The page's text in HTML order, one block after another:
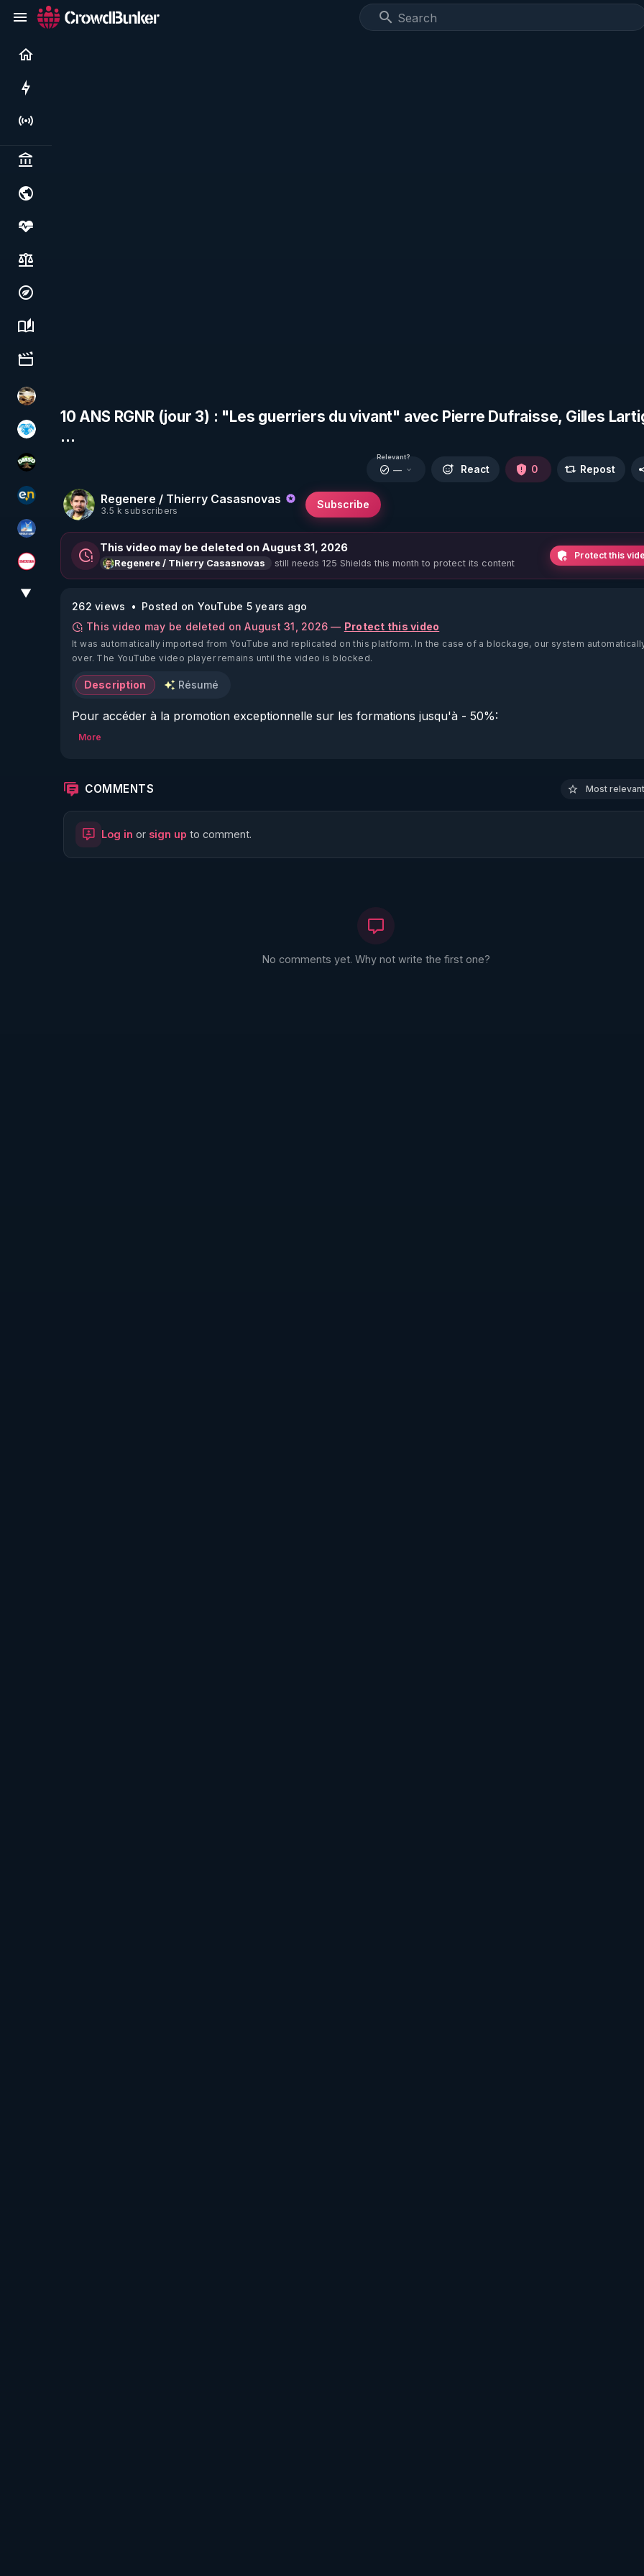
Live
Politics & institutions
Society, justice & freedoms
Economy, environment & technology
Science, history & spirituality
Culture, media & entertainment
patatrak
A.D.N.M
DMSO pour TOUS
essentiel.news
PAROLE LIBRE
Magazine Nexus
▼
10 ANS RGNR (jour 3) : "Les guerriers du vivant" avec Pierre Dufraisse, Gilles
...
Regenere / Thierry Casasnovas
3.5 k subscribers
Subscribe
Relevant?
— React 0 Repost
This video may be deleted on August 31, 2026
Regenere / Thierry Casasnovas still needs 125 Shields this month to protect its content
Protect this
262 views
Posted on YouTube 5 years ago
This video may be deleted on August 31, 2026 — Protect this video
It was automatically imported from YouTube and replicated on this platform. In the case of a blockage, our system
over. The YouTube video player remains until the video is blocked.
Description Résumé
Pour accéder à la promotion exceptionnelle sur les formations jusqu'à - 50%:
▶ https://regenere.learnybox.com/
▶ https://www.hormese.com/
▶ https://www.youtube.com/channel/UCNzTrZJ2augJrh54aj-57WQ
https://www.youtube.com/channel/UCEZcV1ZuGsN-l4pkVyRwdtg
More
COMMENTS Most
Log in or sign up to comment.
No comments yet. Why not write the first one?